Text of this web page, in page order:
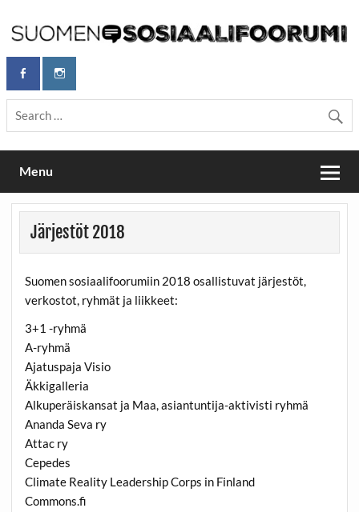
content
Maailmanparannuspäivät / Suomen
Sosiaalifoorumi
Maailmanparannuspäivät Lapinlahden Lähteellä, Helsingissä
26.–27.9.2026
Menu
Järjestöt 2018
Suomen sosiaalifoorumiin 2018 osallistuvat järjestöt,
verkostot, ryhmät ja liikkeet:
3+1 -ryhmä
A-ryhmä
Ajatuspaja Visio
Äkkigalleria
Alkuperäiskansat ja Maa, asiantuntija-aktivisti ryhmä
Ananda Seva ry
Attac ry
Cepedes
Climate Reality Leadership Corps in Finland
Commons.fi